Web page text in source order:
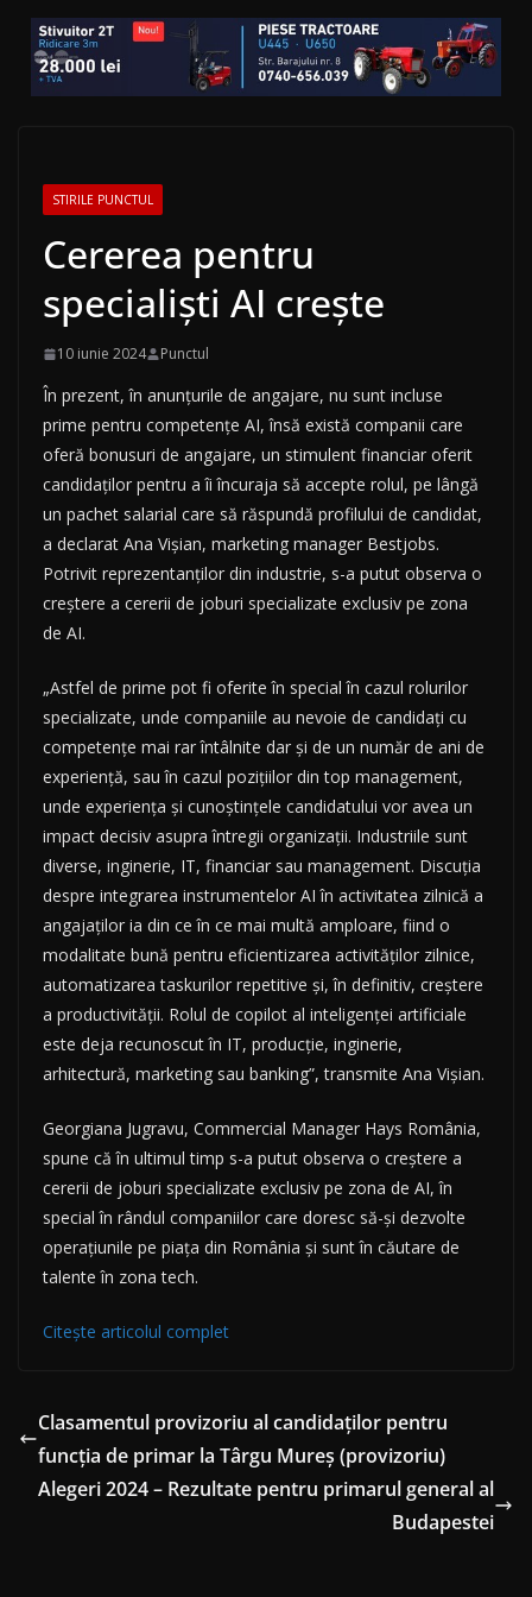
STIRILE PUNCTUL
Cererea pentru
specialiști AI crește
10 iunie 2024 Punctul
În prezent, în anunțurile de angajare, nu sunt incluse
prime pentru competențe AI, însă există companii care
oferă bonusuri de angajare, un stimulent financiar oferit
candidaților pentru a îi încuraja să accepte rolul, pe lângă
un pachet salarial care să răspundă profilului de candidat,
a declarat Ana Vișian, marketing manager Bestjobs.
Potrivit reprezentanților din industrie, s-a putut observa o
creștere a cererii de joburi specializate exclusiv pe zona
de AI.
„Astfel de prime pot fi oferite în special în cazul rolurilor
specializate, unde companiile au nevoie de candidați cu
competențe mai rar întâlnite dar și de un număr de ani de
experiență, sau în cazul pozițiilor din top management,
unde experiența și cunoștințele candidatului vor avea un
impact decisiv asupra întregii organizații. Industriile sunt
diverse, inginerie, IT, financiar sau management. Discuția
despre integrarea instrumentelor AI în activitatea zilnică a
angajaților ia din ce în ce mai multă amploare, fiind o
modalitate bună pentru eficientizarea activităților zilnice,
automatizarea taskurilor repetitive și, în definitiv, creștere
a productivității. Rolul de copilot al inteligenței artificiale
este deja recunoscut în IT, producție, inginerie,
arhitectură, marketing sau banking”, transmite Ana Vișian.
Georgiana Jugravu, Commercial Manager Hays România,
spune că în ultimul timp s-a putut observa o creștere a
cererii de joburi specializate exclusiv pe zona de AI, în
special în rândul companiilor care doresc să-și dezvolte
operațiunile pe piața din România și sunt în căutare de
talente în zona tech.
Citește articolul complet
Clasamentul provizoriu al candidaților pentru
funcția de primar la Târgu Mureș (provizoriu)
Alegeri 2024 – Rezultate pentru primarul general al
Budapestei